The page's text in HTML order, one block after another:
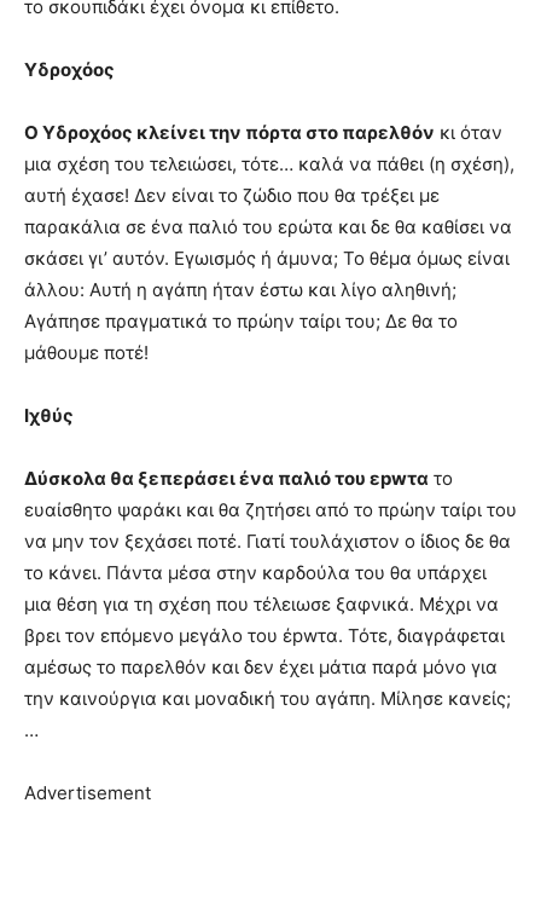
το σκουπιδάκι έχει όνομα κι επίθετο.
Υδροχόος
Ο Υδροχόος κλείνει την πόρτα στο παρελθόν κι όταν
μια σχέση του τελειώσει, τότε… καλά να πάθει (η σχέση),
αυτή έχασε! Δεν είναι το ζώδιο που θα τρέξει με
παρακάλια σε ένα παλιό του ερώτα και δε θα καθίσει να
σκάσει γι’ αυτόν. Εγωισμός ή άμυνα; Το θέμα όμως είναι
άλλου: Αυτή η αγάπη ήταν έστω και λίγο αληθινή;
Αγάπησε πραγματικά το πρώην ταίρι του; Δε θα το
μάθουμε ποτέ!
Ιχθύς
Δύσκολα θα ξεπεράσει ένα παλιό του εpwτα το
ευαίσθητο ψαράκι και θα ζητήσει από το πρώην ταίρι του
να μην τον ξεχάσει ποτέ. Γιατί τουλάχιστον ο ίδιος δε θα
το κάνει. Πάντα μέσα στην καρδούλα του θα υπάρχει
μια θέση για τη σχέση που τέλειωσε ξαφνικά. Μέχρι να
βρει τον επόμενο μεγάλο του έpwτα. Τότε, διαγράφεται
αμέσως το παρελθόν και δεν έχει μάτια παρά μόνο για
την καινούργια και μοναδική του αγάπη. Μίλησε κανείς;
…
Advertisement